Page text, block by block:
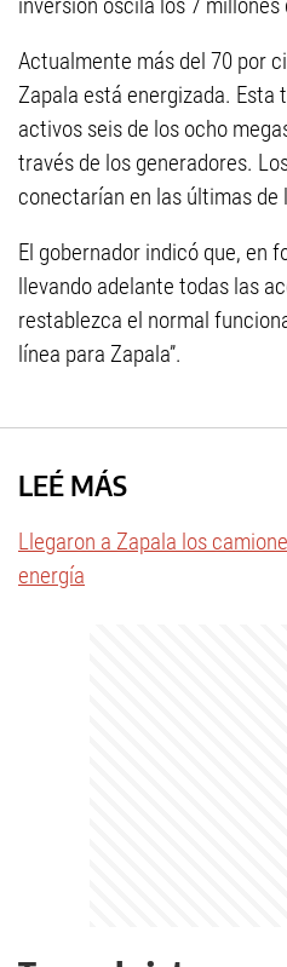
inversión oscila los 7 millones
Actualmente más del 70 por
Zapala está energizada. Esta
activos seis de los ocho
través de los generadores.
conectarían en las últimas de
El gobernador indicó que, en
llevando adelante todas las
restablezca el normal
línea para Zapala”.
LEÉ MÁS
Llegaron a Zapala los
energía